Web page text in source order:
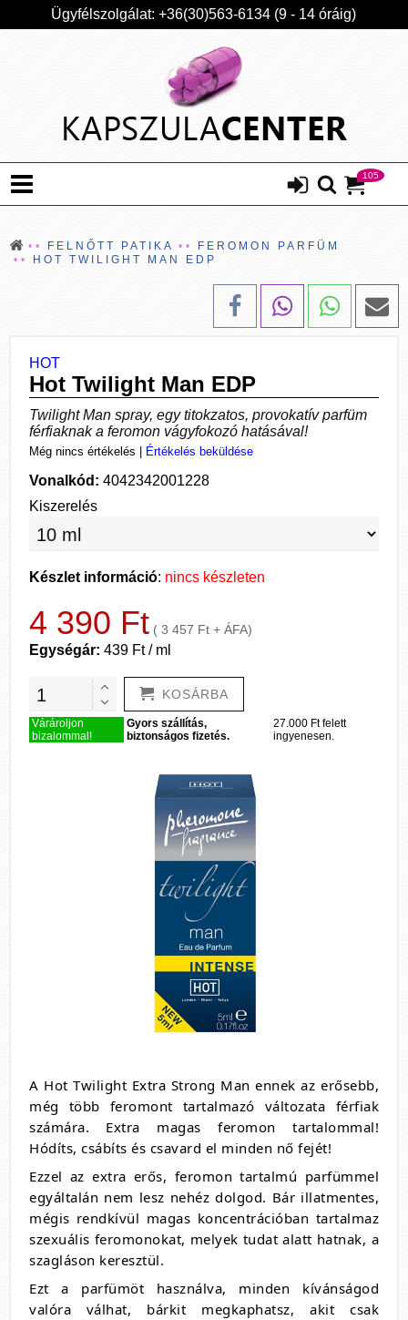
Ügyfélszolgálat: +36(30)563-6134 (9 - 14 óráig)
105
FELNŐTT PATIKA
FEROMON PARFÜM
HOT TWILIGHT MAN EDP
HOT
Hot Twilight Man EDP
Twilight Man spray, egy titokzatos, provokatív parfüm
férfiaknak a feromon vágyfokozó hatásával!
Még nincs értékelés Értékelés beküldése
Vonalkód: 4042342001228
Kiszerelés
Készlet információ: nincs készleten
4 390 Ft ( 3 457 Ft + ÁFA)
Egységár: 439 Ft / ml
KOSÁRBA
Várároljon
bizalommal!
Gyors szállítás,
biztonságos fizetés.
27.000 Ft felett
ingyenesen.
A Hot Twilight Extra Strong Man ennek az erősebb,
még több feromont tartalmazó változata férfiak
számára. Extra magas feromon tartalommal!
Hódíts, csábíts és csavard el minden nő fejét!
Ezzel az extra erős, feromon tartalmú parfümmel
egyáltalán nem lesz nehéz dolgod. Bár illatmentes,
mégis rendkívül magas koncentrációban tartalmaz
szexuális feromonokat, melyek tudat alatt hatnak, a
szagláson keresztül.
Ezt a parfümöt használva, minden kívánságod
valóra válhat, bárkit megkaphatsz, akit csak